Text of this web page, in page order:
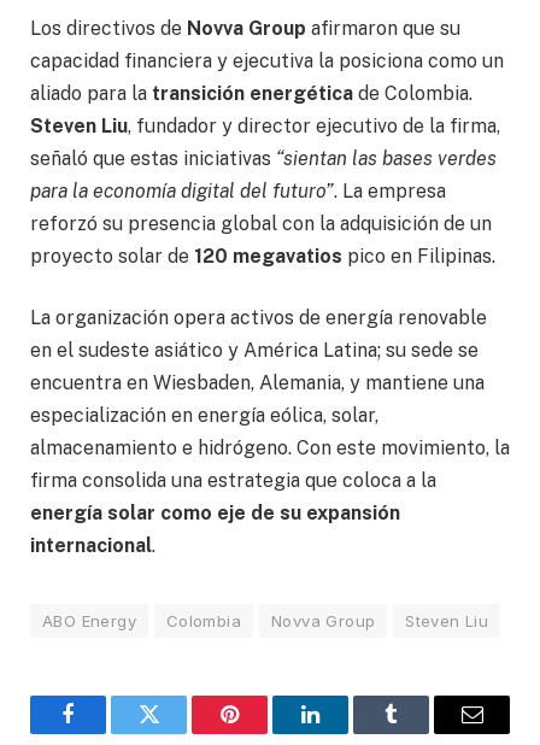
Los directivos de Novva Group afirmaron que su
capacidad financiera y ejecutiva la posiciona como un
aliado para la transición energética de Colombia.
Steven Liu, fundador y director ejecutivo de la firma,
señaló que estas iniciativas “sientan las bases verdes
para la economía digital del futuro”. La empresa
reforzó su presencia global con la adquisición de un
proyecto solar de 120 megavatios pico en Filipinas.
La organización opera activos de energía renovable
en el sudeste asiático y América Latina; su sede se
encuentra en Wiesbaden, Alemania, y mantiene una
especialización en energía eólica, solar,
almacenamiento e hidrógeno. Con este movimiento, la
firma consolida una estrategia que coloca a la
energía solar como eje de su expansión
internacional.
ABO Energy Colombia Novva Group Steven Liu
FacebookTwitter Pinterest LinkedInTumblr Email